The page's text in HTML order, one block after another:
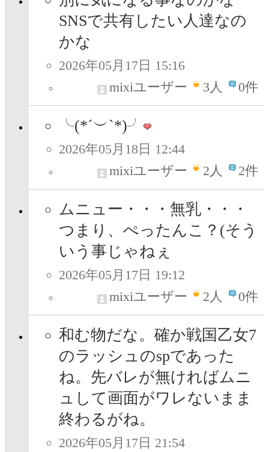
SNSで共有したい人達なの
かな
2026年05月17日 15:16
mixiユーザー
3人 0件
╰⁠(⁠*⁠´⁠︶⁠`⁠*⁠)⁠╯
2026年05月18日 12:44
mixiユーザー
2人 2件
ムニュー・・・無乳・・・
つまり、ぺったんこ？(そう
いう事じゃねぇ
2026年05月17日 19:12
mixiユーザー
2人 0件
和む物だな。確か戦国乙女7
のラッシュのspであった
ね。先バレが無ければムニ
ュして画面がワレないまま
終わるがね。
2026年05月17日 21:54